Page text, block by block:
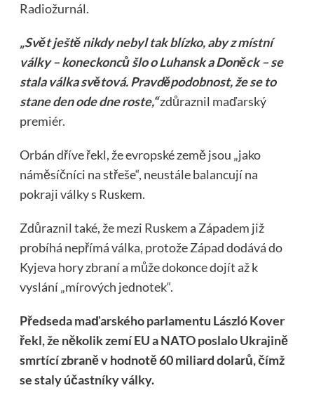
Radiožurnál.
„Svět ještě nikdy nebyl tak blízko, aby z místní
války – koneckonců šlo o Luhansk a Doněck – se
stala válka světová. Pravděpodobnost, že se to
stane den ode dne roste,“zdůraznil maďarský
premiér.
Orbán dříve řekl, že evropské země jsou „jako
náměsíčníci na střeše“, neustále balancují na
pokraji války s Ruskem.
Zdůraznil také, že mezi Ruskem a Západem již
probíhá nepřímá válka, protože Západ dodává do
Kyjeva hory zbraní a může dokonce dojít až k
vyslání „mírových jednotek“.
Předseda maďarského parlamentu László Kover
řekl, že několik zemí EU a NATO poslalo Ukrajině
smrtící zbraně v hodnotě 60 miliard dolarů, čímž
se staly účastníky války.